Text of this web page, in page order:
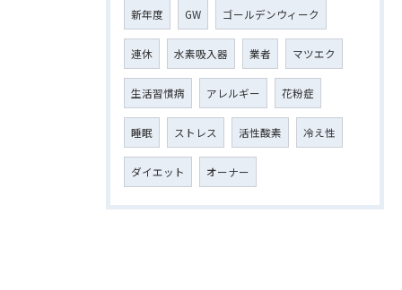
新年度 GW ゴールデンウィーク
連休 水素吸入器 業者 マツエク
生活習慣病 アレルギー 花粉症
睡眠 ストレス 活性酸素 冷え性
ダイエット オーナー